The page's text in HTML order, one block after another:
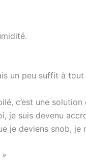
un peu suffit à tout
c’est une
je suis devenu
je deviens snob, je